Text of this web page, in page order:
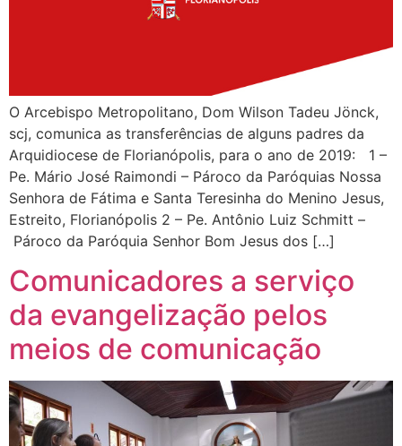
O Arcebispo Metropolitano, Dom Wilson Tadeu Jönck,
scj, comunica as transferências de alguns padres da
Arquidiocese de Florianópolis, para o ano de 2019: 1 –
Pe. Mário José Raimondi – Pároco da Paróquias Nossa
Senhora de Fátima e Santa Teresinha do Menino Jesus,
Estreito, Florianópolis 2 – Pe. Antônio Luiz Schmitt –
Pároco da Paróquia Senhor Bom Jesus dos […]
Comunicadores a serviço
da evangelização pelos
meios de comunicação